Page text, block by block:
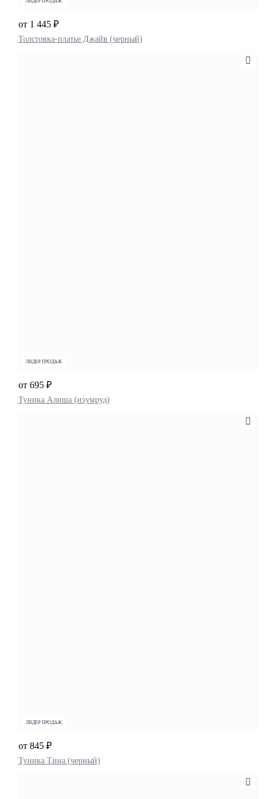
Толстовка-платье Джайв (черный)
от 1 445 ₽
ЛИДЕР ПРОДАЖ
Туника Алиша (изумруд)
от 695 ₽
ЛИДЕР ПРОДАЖ
Туника Тина (черный)
от 845 ₽